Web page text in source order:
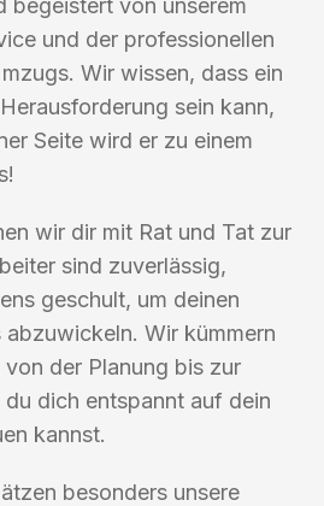
begeistert von unserem
und der professionellen
Wir wissen, dass ein
sein kann,
Seite wird er zu einem
wir dir mit Rat und Tat zur
sind zuverlässig,
geschult, um deinen
Wir kümmern
der Planung bis zur
dich entspannt auf dein
kannst.
besonders unsere